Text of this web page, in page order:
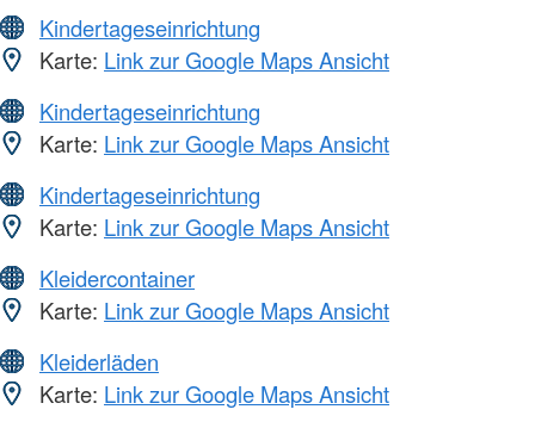
Kindertageseinrichtung
Karte: Link zur Google Maps Ansicht
Kindertageseinrichtung
Karte: Link zur Google Maps Ansicht
Kindertageseinrichtung
Karte: Link zur Google Maps Ansicht
Kleidercontainer
Karte: Link zur Google Maps Ansicht
Kleiderläden
Karte: Link zur Google Maps Ansicht